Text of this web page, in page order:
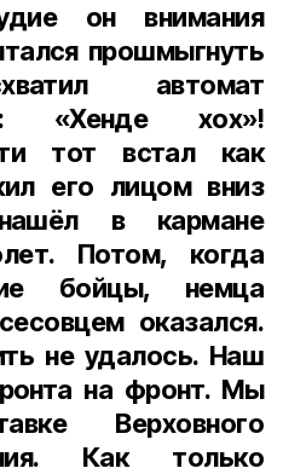
он внимания
прошмыгнуть
автомат
«Хенде хох»!
тот встал как
его лицом вниз
в кармане
Потом, когда
бойцы, немца
оказался.
не удалось. Наш
на фронт. Мы
Верховного
Как только